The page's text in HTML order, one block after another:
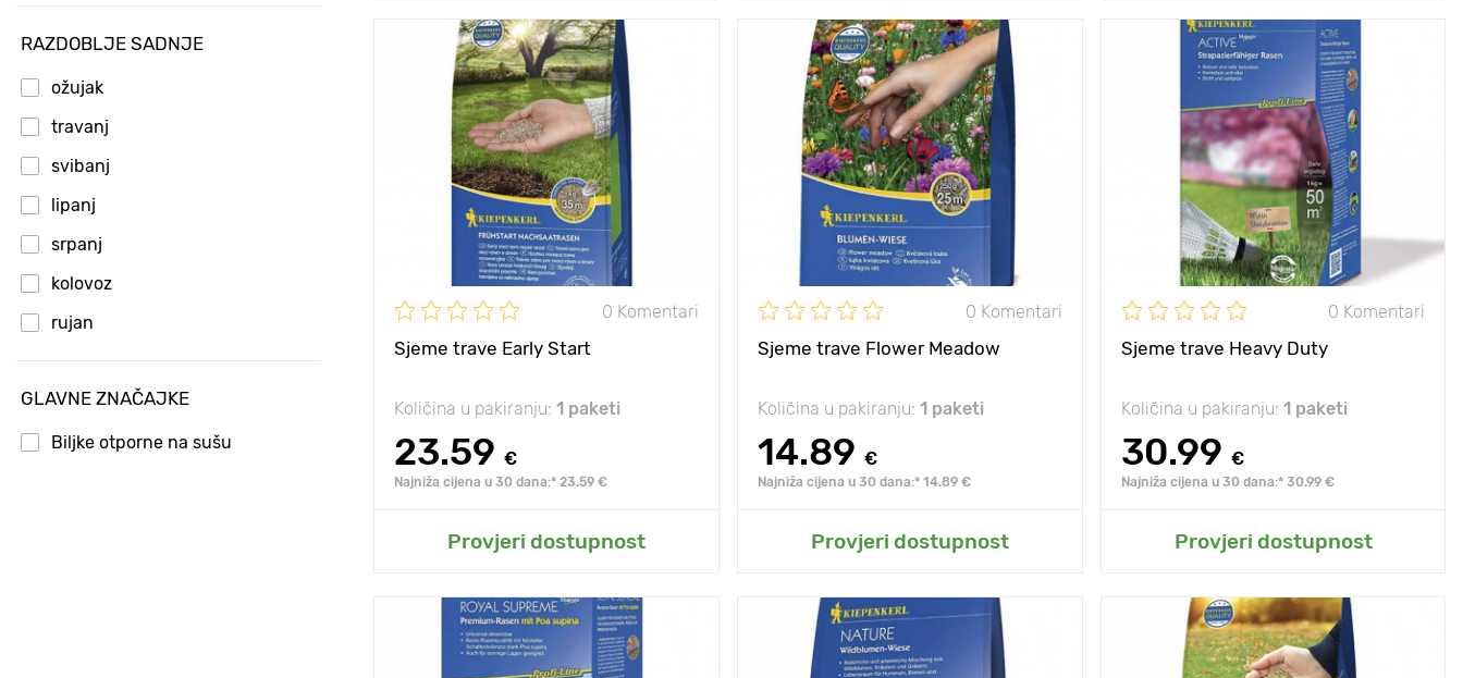
RAZDOBLJE SADNJE
ožujak
travanj
svibanj
lipanj
srpanj
kolovoz
rujan
listopad
GLAVNE ZNAČAJKE
Biljke otporne na sušu
0 Komentari
Sjeme trave Early Start
Količina u pakiranju: 1 paketi
23.59 €
Najniža cijena u 30 dana:* 23.59 €
Provjeri dostupnost
Posebnosti
duga, upadljiva i
bogata cvatnja.
Visina biljke 10 - 20 cm
Razmak između
Sunce, polusjena sunce, polusjena
Dodaj u moj vrt
0 Komentari
Sjeme trave Flower Meadow
Količina u pakiranju: 1 paketi
14.89 €
Najniža cijena u 30 dana:* 14.89 €
Provjeri dostupnost
Posebnosti
duga, upadljiva i
bogata cvatnja.
Visina biljke 10 - 20 cm
Razmak između
biljaka
Sunce, polusjena sunce, polusjena
Dodaj u moj vrt
0 Komentari
Sjeme trave Heavy Duty
Količina u pakiranju: 1 paketi
30.99 €
Najniža cijena u 30 dana:* 30.99 €
Provjeri dostupnost
Posebnosti
duga, upadljiva i
bogata cvatnja.
Visina biljke 10 - 20 cm
Razmak između
Sunce, polusjena sunce, polusjena
Dodaj u moj vrt
Posebnosti
duga, upadljiva i
bogata cvatnja.
Posebnosti
duga, upadljiva i
bogata cvatnja.
Posebnosti
duga, upadljiva i
bogata cvatnja.